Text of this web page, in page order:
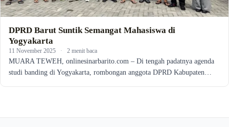
DPRD Barut Suntik Semangat Mahasiswa di
Yogyakarta
11 November 2025 · 2 menit baca
MUARA TEWEH, onlinesinarbarito.com – Di tengah padatnya agenda
studi banding di Yogyakarta, rombongan anggota DPRD Kabupaten…